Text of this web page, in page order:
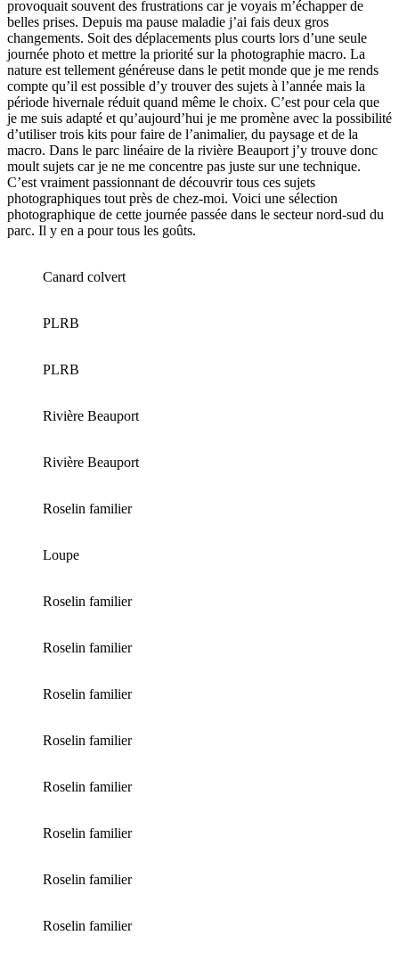
provoquait souvent des frustrations car je voyais m’échapper de
belles prises. Depuis ma pause maladie j’ai fais deux gros
changements. Soit des déplacements plus courts lors d’une seule
journée photo et mettre la priorité sur la photographie macro. La
nature est tellement généreuse dans le petit monde que je me rends
compte qu’il est possible d’y trouver des sujets à l’année mais la
période hivernale réduit quand même le choix. C’est pour cela que
je me suis adapté et qu’aujourd’hui je me promène avec la possibilité
d’utiliser trois kits pour faire de l’animalier, du paysage et de la
macro. Dans le parc linéaire de la rivière Beauport j’y trouve donc
moult sujets car je ne me concentre pas juste sur une technique.
C’est vraiment passionnant de découvrir tous ces sujets
photographiques tout près de chez-moi. Voici une sélection
photographique de cette journée passée dans le secteur nord-sud du
parc. Il y en a pour tous les goûts.
Canard colvert
PLRB
PLRB
Rivière Beauport
Rivière Beauport
Roselin familier
Loupe
Roselin familier
Roselin familier
Roselin familier
Roselin familier
Roselin familier
Roselin familier
Roselin familier
Roselin familier